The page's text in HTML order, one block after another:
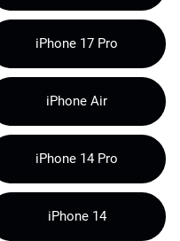
iPhone 17 Pro
iPhone Air
iPhone 14 Pro
iPhone 14